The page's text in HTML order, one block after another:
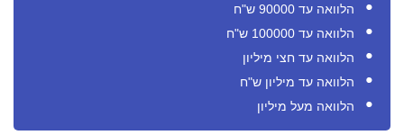
הלוואה עד 90000 ש"ח
הלוואה עד 100000 ש"ח
הלוואה עד חצי מיליון
הלוואה עד מיליון ש"ח
הלוואה מעל מיליון